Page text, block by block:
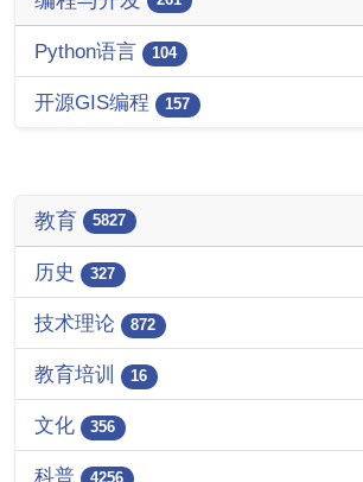
Python语言 104
开源GIS编程 157
教育 5827
历史 327
技术理论 872
教育培训 16
文化 356
科普 4256